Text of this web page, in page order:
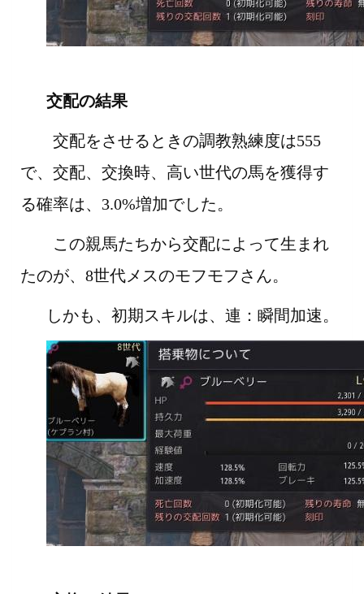
交配の結果
交配をさせるときの調教熟練度は555
で、交配、交換時、高い世代の馬を獲得す
る確率は、3.0%増加でした。
この親馬たちから交配によって生まれ
たのが、8世代メスのモフモフさん。
しかも、初期スキルは、連：瞬間加速。